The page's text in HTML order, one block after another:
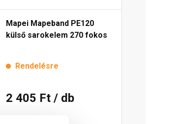
Mapei Mapeband PE120
külső sarokelem 270 fokos
Rendelésre
2 405 Ft / db